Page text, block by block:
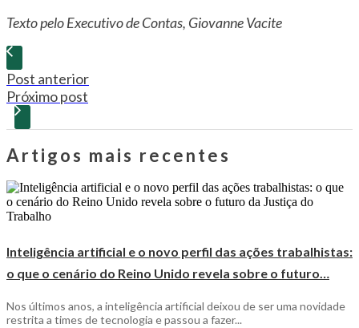
Texto pelo Executivo de Contas, Giovanne Vacite
Post anterior
Próximo post
Artigos mais recentes
Inteligência artificial e o novo perfil das ações trabalhistas:
o que o cenário do Reino Unido revela sobre o futuro…
Nos últimos anos, a inteligência artificial deixou de ser uma novidade
restrita a times de tecnologia e passou a fazer...